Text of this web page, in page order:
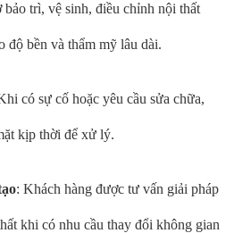
bảo trì, vệ sinh, điều chỉnh nội thất
độ bền và thẩm mỹ lâu dài.
có sự cố hoặc yêu cầu sửa chữa,
kịp thời để xử lý.
: Khách hàng được tư vấn giải pháp
khi có nhu cầu thay đổi không gian